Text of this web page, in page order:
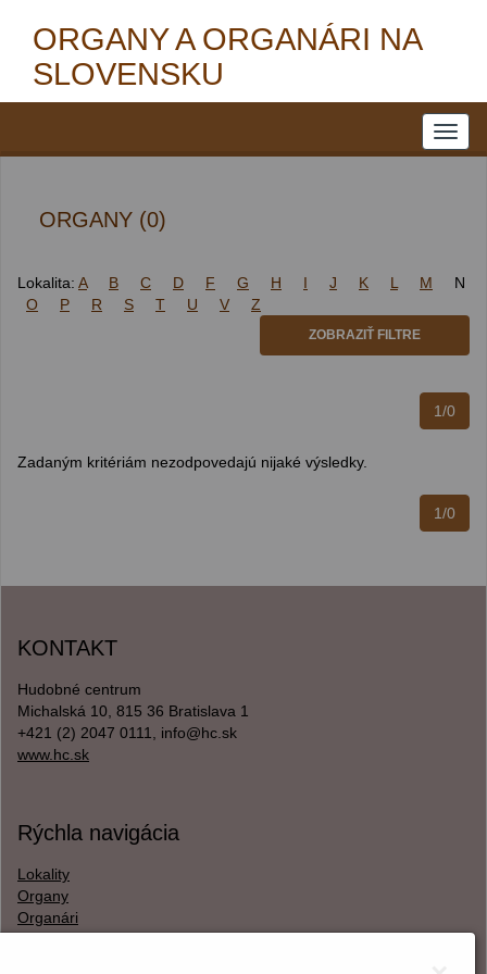
ORGANY A ORGANÁRI NA
SLOVENSKU
ORGANY (0)
Lokalita: A B C D F G H I J K L M N
O
P R S T U V Z
ZOBRAZIŤ FILTRE
1/0
Zadaným kritériám nezodpovedajú nijaké výsledky.
1/0
KONTAKT
Hudobné centrum
Michalská 10, 815 36 Bratislava 1
+421 (2) 2047 0111, info@hc.sk
www.hc.sk
Rýchla navigácia
Lokality
Organy
Organári